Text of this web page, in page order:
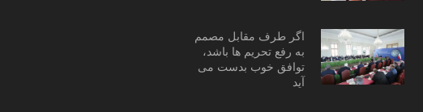
اگر طرف مقابل مصمم
به رفع تحریم ها باشد،
توافق خوب بدست می
آید